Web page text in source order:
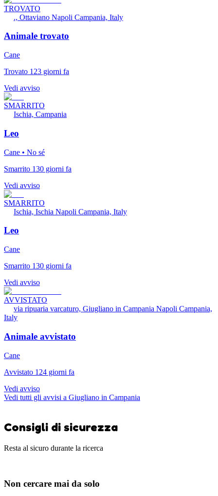
TROVATO
., Ottaviano Napoli Campania, Italy
Animale trovato
Cane
Trovato 123 giorni fa
Vedi avviso
SMARRITO
Ischia, Campania
Leo
Cane • No sé
Smarrito 130 giorni fa
Vedi avviso
SMARRITO
Ischia, Ischia Napoli Campania, Italy
Leo
Cane
Smarrito 130 giorni fa
Vedi avviso
AVVISTATO
via ripuaria varcaturo, Giugliano in Campania Napoli Campania,
Italy
Animale avvistato
Cane
Avvistato 124 giorni fa
Vedi avviso
Vedi tutti gli avvisi a Giugliano in Campania
Consigli di sicurezza
Resta al sicuro durante la ricerca
Non cercare mai da solo